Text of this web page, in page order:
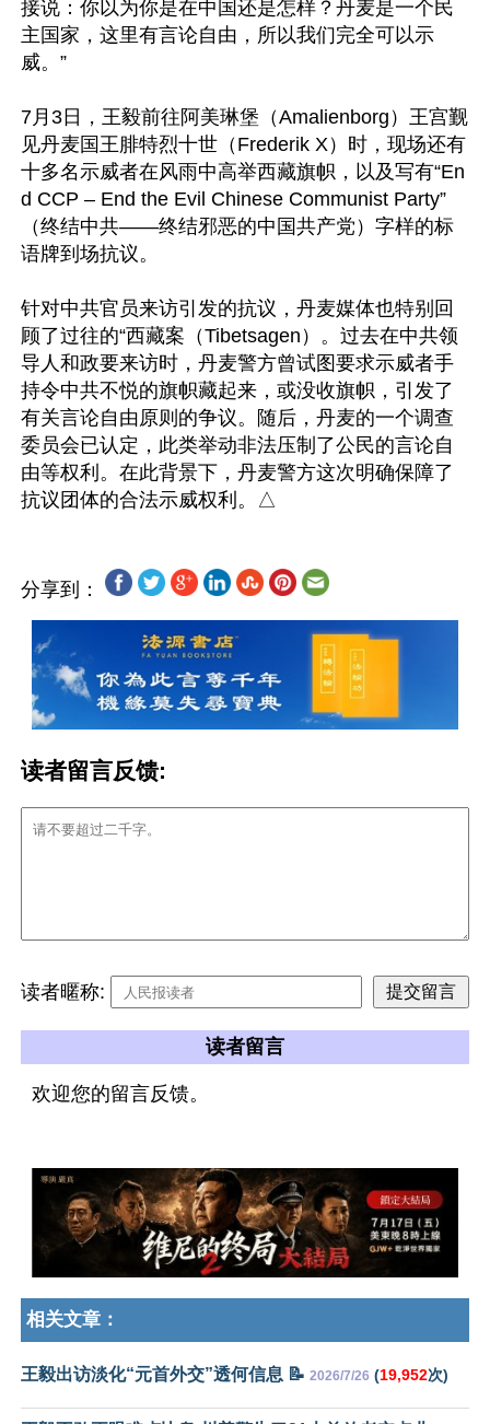
接说：你以为你是在中国还是怎样？丹麦是一个民
主国家，这里有言论自由，所以我们完全可以示
威。”
7月3日，王毅前往阿美琳堡（Amalienborg）王宫觐
见丹麦国王腓特烈十世（Frederik X）时，现场还有
十多名示威者在风雨中高举西藏旗帜，以及写有“En
d CCP – End the Evil Chinese Communist Party”
（终结中共——终结邪恶的中国共产党）字样的标
语牌到场抗议。
针对中共官员来访引发的抗议，丹麦媒体也特别回
顾了过往的“西藏案（Tibetsagen）。过去在中共领
导人和政要来访时，丹麦警方曾试图要求示威者手
持令中共不悦的旗帜藏起来，或没收旗帜，引发了
有关言论自由原则的争议。随后，丹麦的一个调查
委员会已认定，此类举动非法压制了公民的言论自
由等权利。在此背景下，丹麦警方这次明确保障了
分享到：
读者留言反馈:
读者暱称:
读者留言
欢迎您的留言反馈。
相关文章：
王毅出访淡化“元首外交”透何信息 📝 2026/7/26 (19,952次)